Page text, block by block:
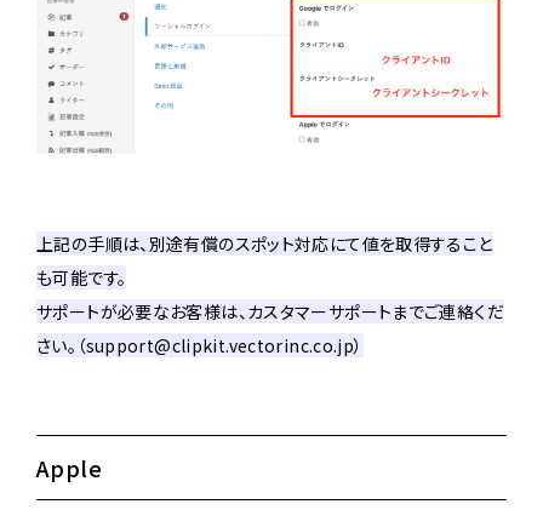
上記の手順は、別途有償のスポット対応にて値を取得すること
も可能です。
サポートが必要なお客様は、カスタマーサポートまでご連絡くだ
さい。（support@clipkit.vectorinc.co.jp）
Apple